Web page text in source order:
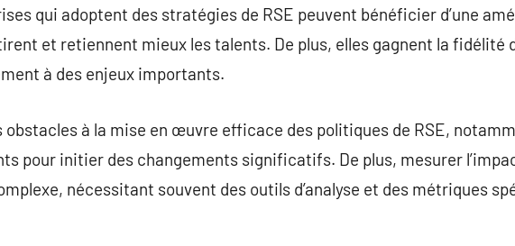
qui adoptent des stratégies de RSE peuvent bénéficier d’une
et retiennent mieux les talents. De plus, elles gagnent la fidélité
à des enjeux importants.
obstacles à la mise en œuvre efficace des politiques de RSE,
pour initier des changements significatifs. De plus, mesurer
nécessitant souvent des outils d’analyse et des métriques